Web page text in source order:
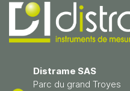
Distrame SAS
Parc du grand Troyes